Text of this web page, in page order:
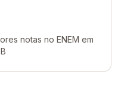
notas no ENEM em